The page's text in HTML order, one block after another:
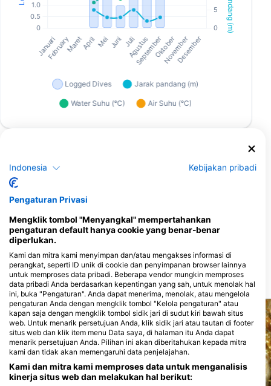
Selam Ini
Atlantis Hamburg
Wassersport & Mee(h)r
Fahrenkrön 148, 22179 Hamburg,
Jerman
Situs penyelaman terdekat
Indonesia Kebijakan pribadi
Pengaturan Privasi
Mengklik tombol "Menyangkal" mempertahankan
pengaturan default hanya cookie yang benar-benar
diperlukan.
Kami dan mitra kami menyimpan dan/atau mengakses informasi di
perangkat, seperti ID unik di cookie dan penyimpanan browser lainnya
untuk memproses data pribadi. Beberapa vendor mungkin memproses
data pribadi Anda berdasarkan kepentingan yang sah, untuk menolak hal
ini, buka "Pengaturan". Anda dapat menerima, menolak, atau mengelola
pengaturan Anda dengan mengklik tombol "Kelola pengaturan" atau
kapan saja dengan mengklik tombol sidik jari di sudut kiri bawah situs
web. Untuk menarik persetujuan Anda, klik sidik jari atau tautan di footer
situs web dan klik item menu Data saya, di halaman itu Anda dapat
menarik persetujuan Anda. Pilihan ini akan diberitahukan kepada mitra
kami dan tidak akan memengaruhi data penjelajahan.
Kami dan mitra kami memproses data untuk menganalisis
kinerja situs web dan melakukan hal berikut: